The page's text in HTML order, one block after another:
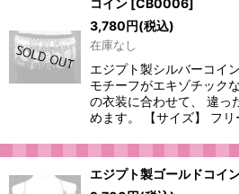
コイン [CB0006]
3,780円(税込)
在庫なし
エジプト製シルバーコイ
モチーフがエキゾチック
の衣装に合わせて、 違っ
めます。 【サイズ】 フ
エジプト製ゴールドコイ